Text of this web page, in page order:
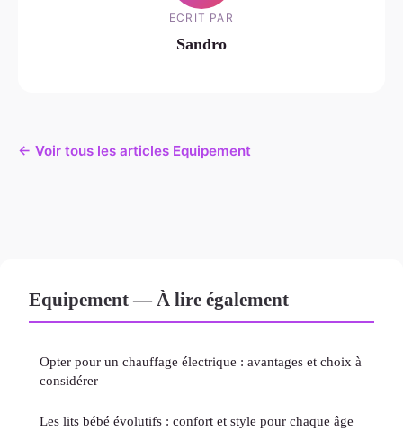
ECRIT PAR
Sandro
← Voir tous les articles Equipement
Equipement — À lire également
Opter pour un chauffage électrique : avantages et choix à
considérer
Les lits bébé évolutifs : confort et style pour chaque âge